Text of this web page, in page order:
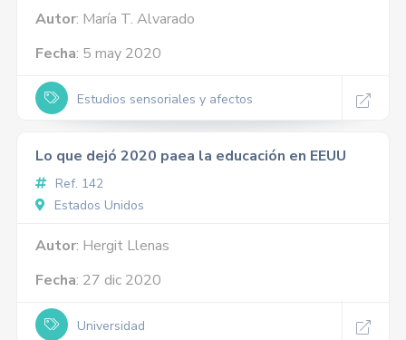
Autor: María T. Alvarado
Fecha: 5 may 2020
Estudios sensoriales y afectos
Lo que dejó 2020 paea la educación en EEUU
Ref. 142
Estados Unidos
Autor: Hergit Llenas
Fecha: 27 dic 2020
Universidad